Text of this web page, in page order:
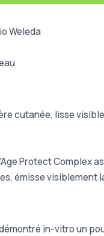
Weleda
cutanée, lisse
Protect Complex
émisse visiblement
in-vitro un